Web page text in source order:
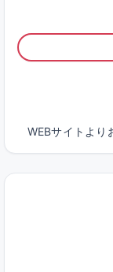
WEBサイトより